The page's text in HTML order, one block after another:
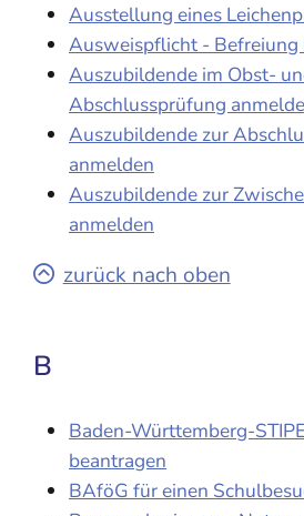
Ausstellung eines
Ausweispflicht - Befreiung
Auszubildende im Obst-
Abschlussprüfung
Auszubildende zur
anmelden
Auszubildende zur
anmelden
zurück nach oben
B
Baden-Württemberg-
beantragen
BAföG für einen